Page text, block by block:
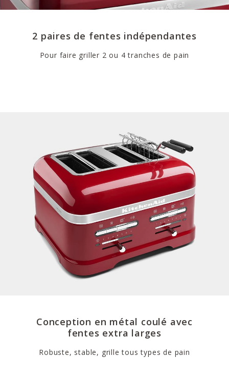
2 paires de fentes indépendantes
Pour faire griller 2 ou 4 tranches de pain
Conception en métal coulé avec
fentes extra larges
Robuste, stable, grille tous types de pain